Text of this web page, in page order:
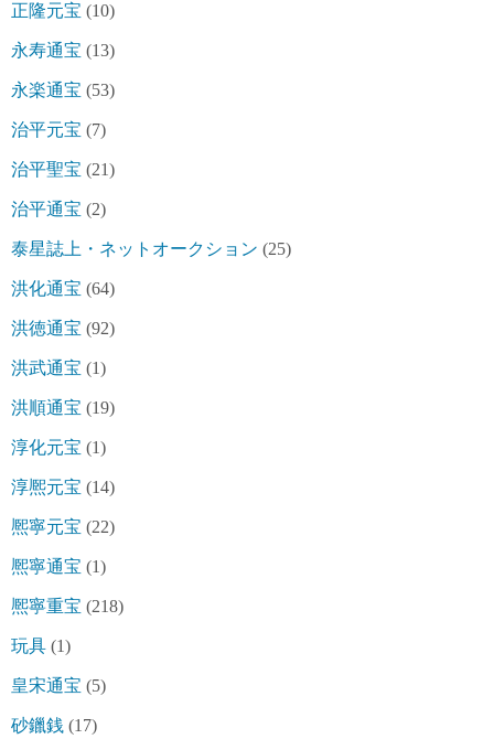
正隆元宝 (10)
永寿通宝 (13)
永楽通宝 (53)
治平元宝 (7)
治平聖宝 (21)
治平通宝 (2)
泰星誌上・ネットオークション (25)
洪化通宝 (64)
洪徳通宝 (92)
洪武通宝 (1)
洪順通宝 (19)
淳化元宝 (1)
淳熈元宝 (14)
熈寧元宝 (22)
熈寧通宝 (1)
熈寧重宝 (218)
玩具 (1)
皇宋通宝 (5)
砂鑞銭 (17)